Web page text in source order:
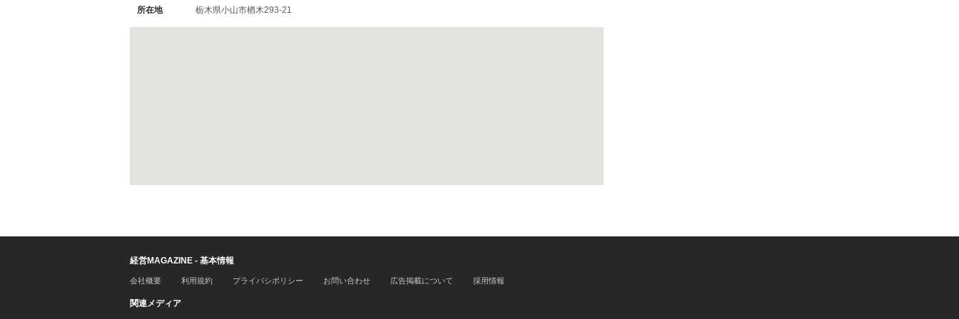
所在地 栃木県小山市楢木293-21
経営MAGAZINE - 基本情報
会社概要 利用規約 プライバシポリシー お問い合わせ 広告掲載について 採用情報
関連メディア